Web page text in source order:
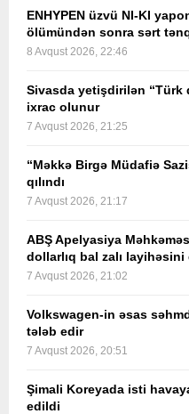
ENHYPEN üzvü NI-KI
ölümündən sonra sərt
8 Avqust 2026, 22:46
Sivasda yetişdirilən “Türk
ixrac olunur
7 Avqust 2026, 21:25
“Məkkə Birgə Müdafiə
qılındı
7 Avqust 2026, 21:17
ABŞ Apelyasiya
dollarlıq bal zalı layihəsini
7 Avqust 2026, 21:02
Volkswagen-in əsas
tələb edir
7 Avqust 2026, 20:51
Şimali Koreyada isti
edildi